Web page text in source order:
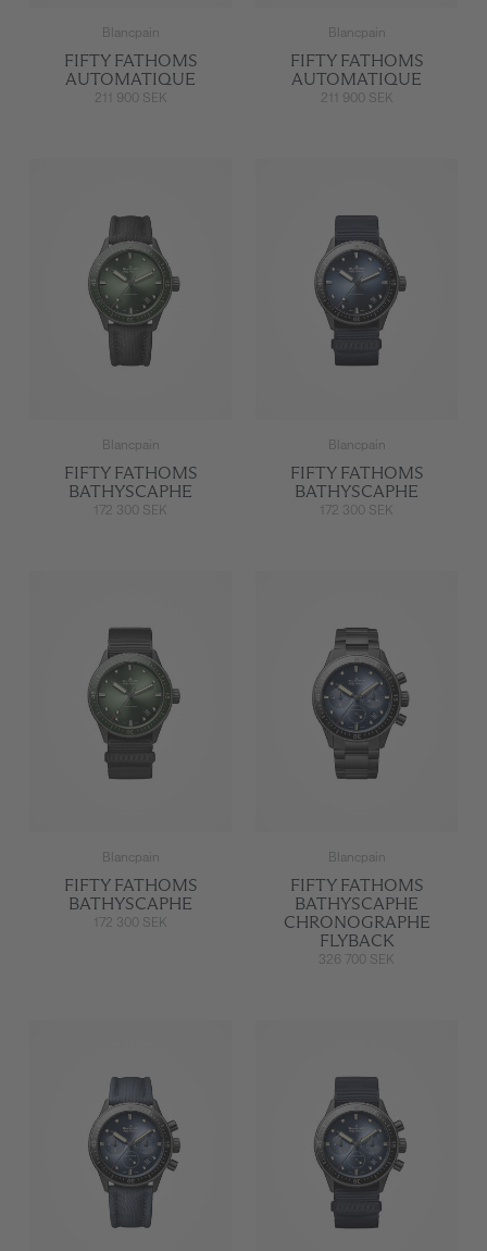
Blancpain
FIFTY FATHOMS
AUTOMATIQUE
211 900 SEK
Blancpain
FIFTY FATHOMS
AUTOMATIQUE
211 900 SEK
Blancpain
FIFTY FATHOMS
BATHYSCAPHE
172 300 SEK
Blancpain
FIFTY FATHOMS
BATHYSCAPHE
172 300 SEK
Blancpain
FIFTY FATHOMS
BATHYSCAPHE
172 300 SEK
Blancpain
FIFTY FATHOMS
BATHYSCAPHE
CHRONOGRAPHE
FLYBACK
326 700 SEK